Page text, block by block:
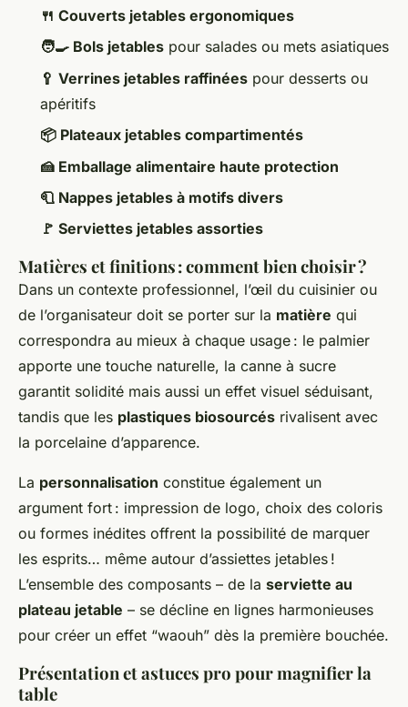
🍴 Couverts jetables ergonomiques
🧑‍🍳 Bols jetables pour salades ou mets asiatiques
🥄 Verrines jetables raffinées pour desserts ou
apéritifs
📦 Plateaux jetables compartimentés
🍰 Emballage alimentaire haute protection
🧻 Nappes jetables à motifs divers
🚩 Serviettes jetables assorties
Matières et finitions : comment bien choisir ?
Dans un contexte professionnel, l’œil du cuisinier ou
de l’organisateur doit se porter sur la matière qui
correspondra au mieux à chaque usage : le palmier
apporte une touche naturelle, la canne à sucre
garantit solidité mais aussi un effet visuel séduisant,
tandis que les plastiques biosourcés rivalisent avec
la porcelaine d’apparence.
La personnalisation constitue également un
argument fort : impression de logo, choix des coloris
ou formes inédites offrent la possibilité de marquer
les esprits… même autour d’assiettes jetables !
L’ensemble des composants – de la serviette au
plateau jetable – se décline en lignes harmonieuses
pour créer un effet “waouh” dès la première bouchée.
Présentation et astuces pro pour magnifier la
table